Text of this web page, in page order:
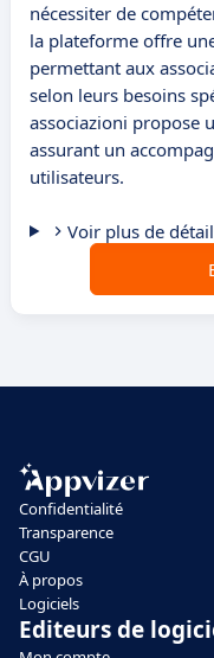
nécessiter de
la plateforme offre
permettant aux
selon leurs besoins
associazioni propose
assurant un
utilisateurs.
Voir plus de
Confidentialité
Transparence
CGU
À propos
Logiciels
Editeurs de